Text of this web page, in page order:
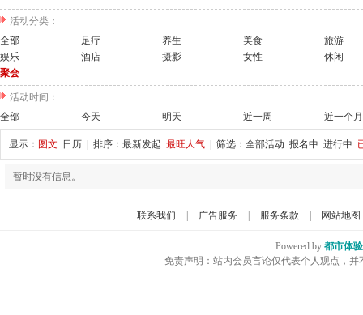
活动分类：
全部
足疗 养生 美食
旅游
娱乐
酒店 摄影 女性
休闲
聚会
活动时间：
全部
今天 明天 近一周 近一个月
显示： 图文 日历 | 排序： 最新发起 最旺人气 | 筛选： 全部活动 报名中 进行中
暂时没有信息。
联系我们 广告服务 服务条款 网站地图
Powered by 都市体
免责声明：站内会员言论仅代表个人观点，